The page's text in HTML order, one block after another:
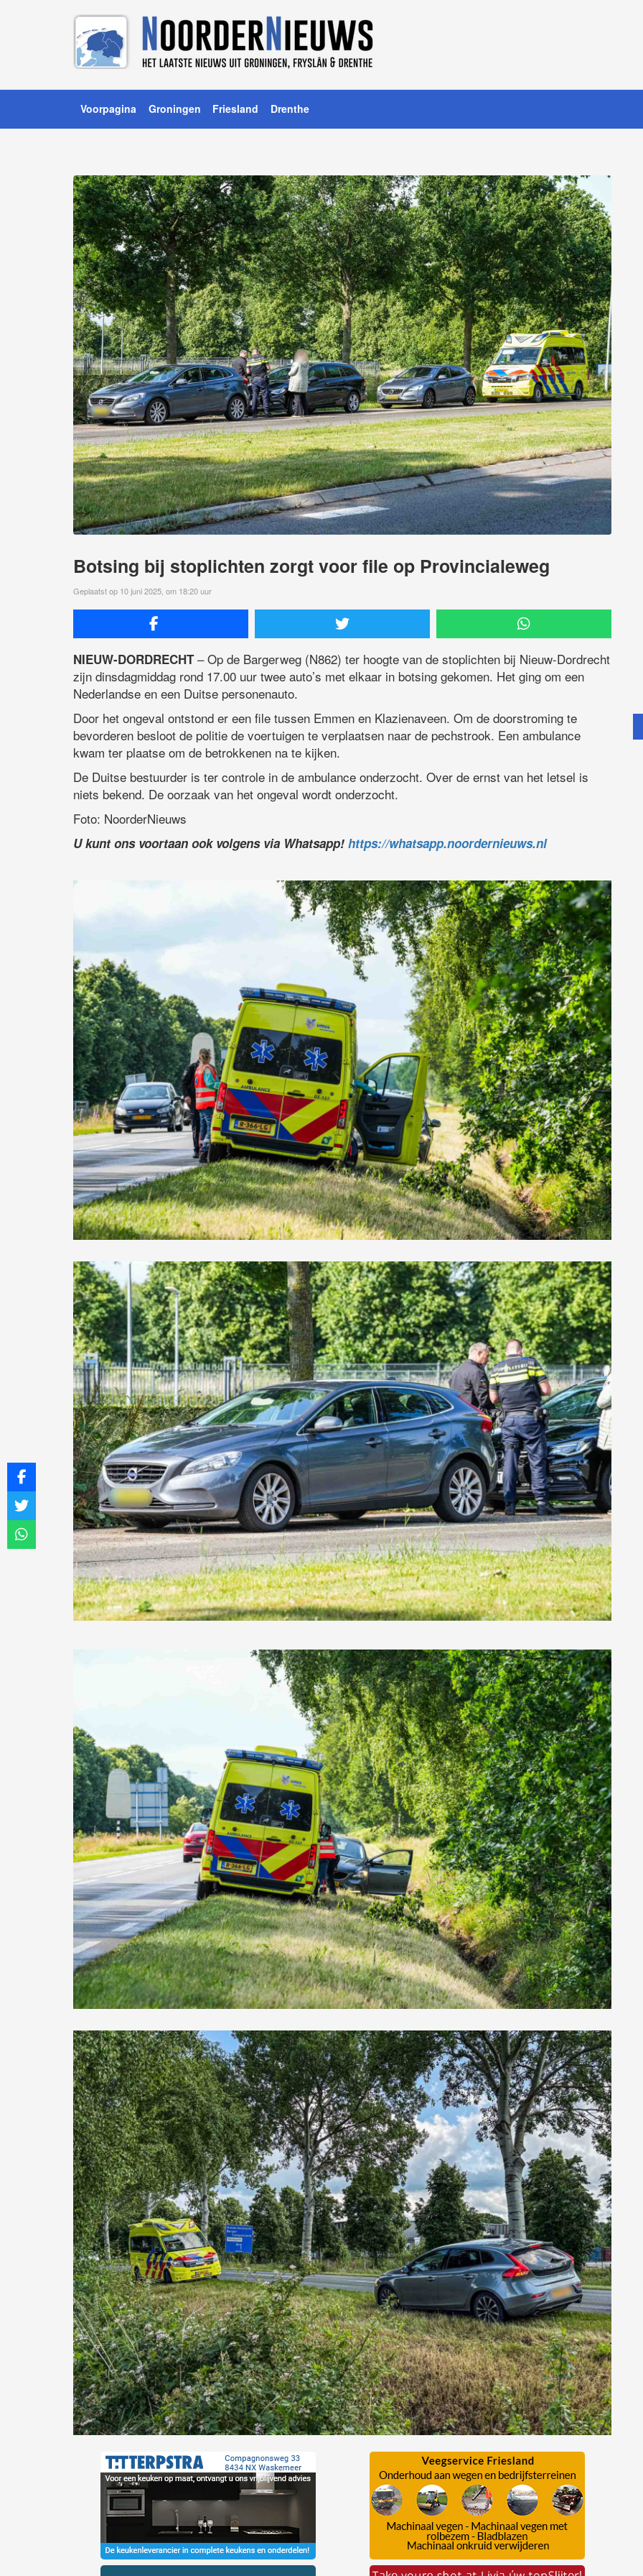
Voorpagina Groningen Friesland Drenthe
Botsing bij stoplichten zorgt voor file op Provincialeweg
Geplaatst op 10 juni 2025, om 18:20 uur
NIEUW-DORDRECHT– Op de Bargerweg (N862) ter hoogte van de stoplichten bij Nieuw-Dordrecht
zijn dinsdagmiddag rond 17.00 uur twee auto’s met elkaar in botsing gekomen. Het ging om een
Nederlandse en een Duitse personenauto.
Door het ongeval ontstond er een file tussen Emmen en Klazienaveen. Om de doorstroming te
bevorderen besloot de politie de voertuigen te verplaatsen naar de pechstrook. Een ambulance
kwam ter plaatse om de betrokkenen na te kijken.
De Duitse bestuurder is ter controle in de ambulance onderzocht. Over de ernst van het letsel is
niets bekend. De oorzaak van het ongeval wordt onderzocht.
Foto: NoorderNieuws
U kunt ons voortaan ook volgens via Whatsapp! https://whatsapp.noordernieuws.nl